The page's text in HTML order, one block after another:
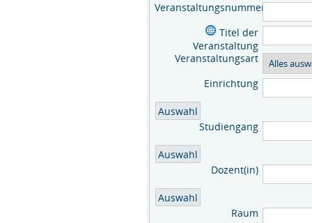
Veranstaltungsnummer
Veranstaltung
Veranstaltungsart
Einrichtung
Studiengang
Dozent(in)
Raum